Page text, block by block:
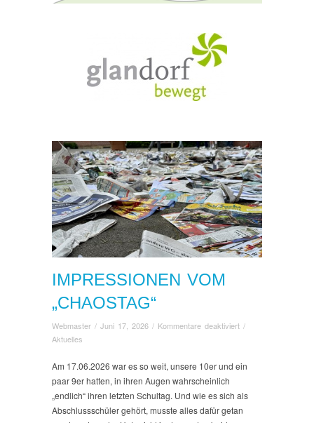
IMPRESSIONEN VOM
„CHAOSTAG“
Webmaster / Juni 17, 2026 / Kommentare deaktiviertfür
„Chaostag“
/
Aktuelles
Am 17.06.2026 war es so weit, unsere 10er und ein
paar 9er hatten, in ihren Augen wahrscheinlich
„endlich“ ihren letzten Schultag. Und wie es sich als
Abschlussschüler gehört, musste alles dafür getan